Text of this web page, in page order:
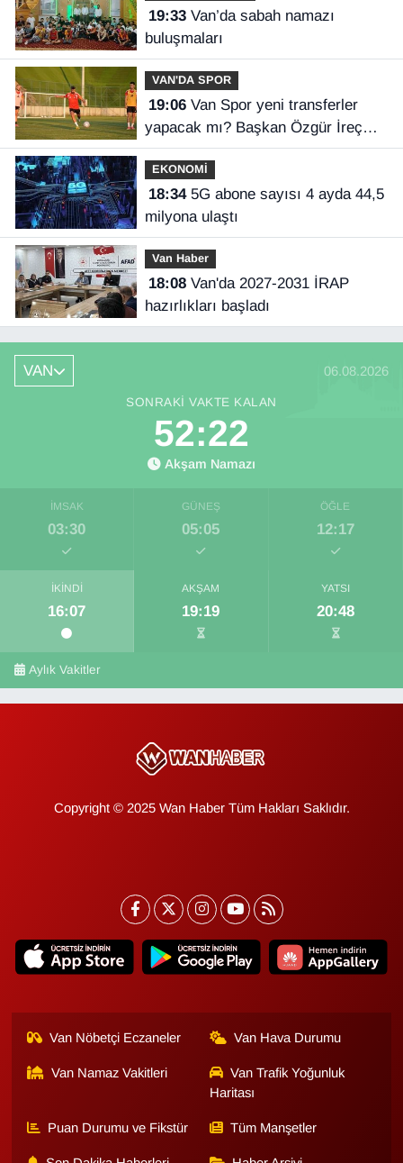
19:33Van’da sabah namazı
buluşmaları
VAN'DA SPOR
19:06Van Spor yeni transferler
yapacak mı? Başkan Özgür İreç
İlhan açıkladı
EKONOMİ
18:345G abone sayısı 4 ayda 44,5
milyona ulaştı
Van Haber
18:08Van'da 2027-2031 İRAP
hazırlıkları başladı
VAN 06.08.2026
SONRAKI VAKTE KALAN
52:22
Akşam Namazı
İMSAK
03:30
GÜNEŞ
05:05
ÖĞLE
12:17
İKINDI
16:07
AKŞAM
19:19
YATSI
20:48
Aylık Vakitler
Copyright © 2025 Wan Haber Tüm Hakları Saklıdır.
Van Nöbetçi Eczaneler Van Hava Durumu
Van Namaz Vakitleri
Van Trafik Yoğunluk
Haritası
Puan Durumu ve Fikstür Tüm Manşetler